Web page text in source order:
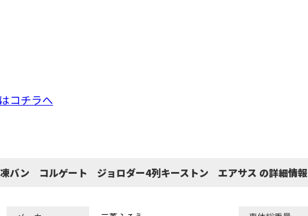
コチラへ
バン コルゲート ジョロダー4列キーストン エアサス の詳細情報